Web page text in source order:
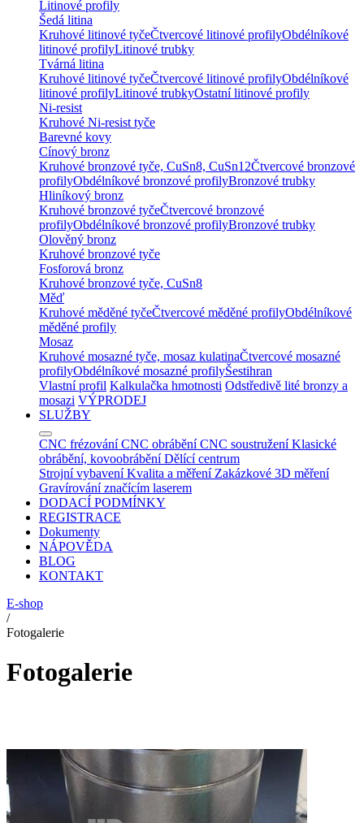
Litinové profily
Šedá litina
Kruhové litinové tyčeČtvercové litinové profilyObdélníkové
litinové profilyLitinové trubky
Tvárná litina
Kruhové litinové tyčeČtvercové litinové profilyObdélníkové
litinové profilyLitinové trubkyOstatní litinové profily
Ni-resist
Kruhové Ni-resist tyče
Barevné kovy
Cínový bronz
Kruhové bronzové tyče, CuSn8, CuSn12Čtvercové bronzové
profilyObdélníkové bronzové profilyBronzové trubky
Hliníkový bronz
Kruhové bronzové tyčeČtvercové bronzové
profilyObdélníkové bronzové profilyBronzové trubky
Olověný bronz
Kruhové bronzové tyče
Fosforová bronz
Kruhové bronzové tyče, CuSn8
Měď
Kruhové měděné tyčeČtvercové měděné profilyObdélníkové
měděné profily
Mosaz
Kruhové mosazné tyče, mosaz kulatinaČtvercové mosazné
profilyObdélníkové mosazné profilyŠestihran
Vlastní profil Kalkulačka hmotnosti Odstředivě lité bronzy a
mosazi VÝPRODEJ
SLUŽBY
CNC frézování CNC obrábění CNC soustružení Klasické
obrábění, kovoobrábění Dělící centrum
Strojní vybavení Kvalita a měření Zakázkové 3D měření
Gravírování značícím laserem
DODACÍ PODMÍNKY
REGISTRACE
Dokumenty
NÁPOVĚDA
BLOG
KONTAKT
E-shop
/
Fotogalerie
Fotogalerie